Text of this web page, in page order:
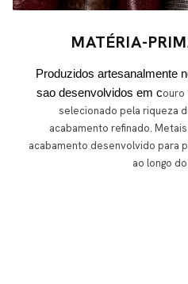
MATÉRIA-
Produzidos artesanalmente
sao desenvolvidos em couro
selecionado pela riqueza
acabamento refinado.
acabamento desenvolvido para
ao longo